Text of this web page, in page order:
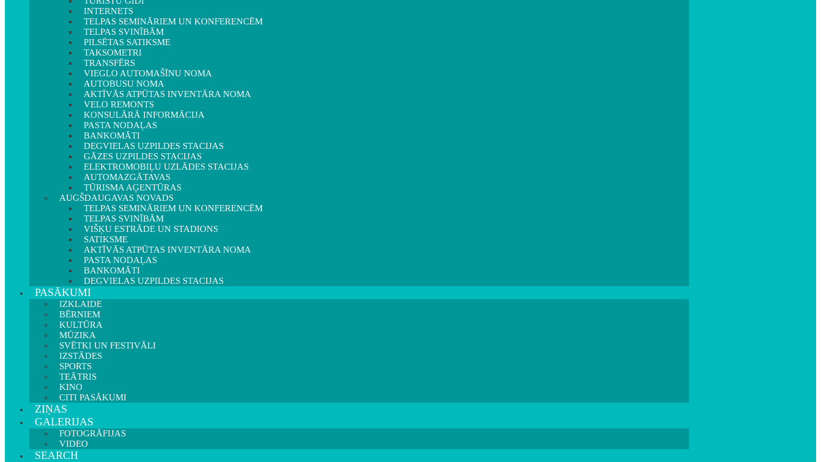
INTERNETS
TELPAS SEMINĀRIEM UN KONFERENCĒM
TELPAS SVINĪBĀM
PILSĒTAS SATIKSME
TAKSOMETRI
TRANSFĒRS
VIEGLO AUTOMAŠĪNU NOMA
AUTOBUSU NOMA
AKTĪVĀS ATPŪTAS INVENTĀRA NOMA
VELO REMONTS
KONSULĀRĀ INFORMĀCIJA
PASTA NODAĻAS
BANKOMĀTI
DEGVIELAS UZPILDES STACIJAS
GĀZES UZPILDES STACIJAS
ELEKTROMOBIĻU UZLĀDES STACIJAS
AUTOMAZGĀTAVAS
TŪRISMA AĢENTŪRAS
AUGŠDAUGAVAS NOVADS
TELPAS SEMINĀRIEM UN KONFERENCĒM
TELPAS SVINĪBĀM
VIŠĶU ESTRĀDE UN STADIONS
SATIKSME
AKTĪVĀS ATPŪTAS INVENTĀRA NOMA
PASTA NODAĻAS
BANKOMĀTI
DEGVIELAS UZPILDES STACIJAS
PASĀKUMI
IZKLAIDE
BĒRNIEM
KULTŪRA
MŪZIKA
SVĒTKI UN FESTIVĀLI
IZSTĀDES
SPORTS
TEĀTRIS
KINO
CITI PASĀKUMI
ZIŅAS
GALERIJAS
FOTOGRĀFIJAS
VIDEO
SEARCH